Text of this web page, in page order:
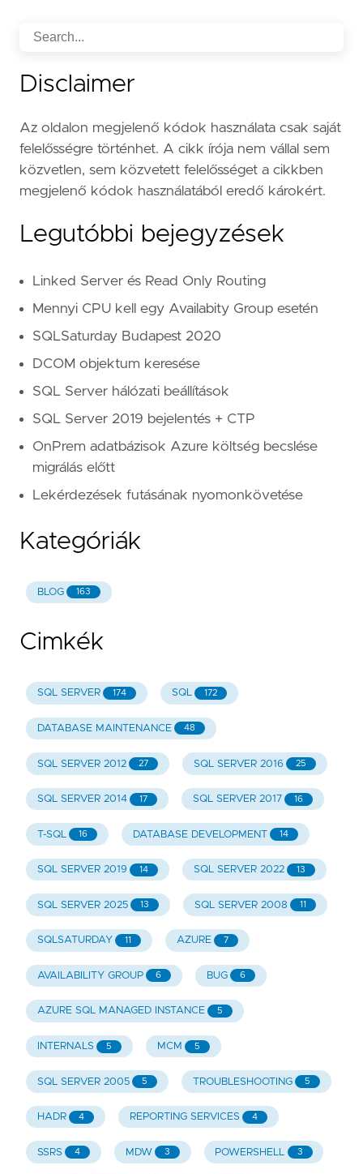
Disclaimer
Az oldalon megjelenő kódok használata csak saját
felelősségre történhet. A cikk írója nem vállal sem
közvetlen, sem közvetett felelősséget a cikkben
megjelenő kódok használatából eredő károkért.
Legutóbbi bejegyzések
Linked Server és Read Only Routing
Mennyi CPU kell egy Availabity Group esetén
SQLSaturday Budapest 2020
DCOM objektum keresése
SQL Server hálózati beállítások
SQL Server 2019 bejelentés + CTP
OnPrem adatbázisok Azure költség becslése
migrálás előtt
Lekérdezések futásának nyomonkövetése
Kategóriák
BLOG 163
Cimkék
SQL SERVER 174 SQL 172
DATABASE MAINTENANCE 48
SQL SERVER 2012 27 SQL SERVER 2016 25
SQL SERVER 2014 17 SQL SERVER 2017 16
T-SQL 16 DATABASE DEVELOPMENT 14
SQL SERVER 2019 14 SQL SERVER 2022 13
SQL SERVER 2025 13 SQL SERVER 2008 11
SQLSATURDAY 11 AZURE 7
AVAILABILITY GROUP 6 BUG 6
AZURE SQL MANAGED INSTANCE 5
INTERNALS 5 MCM 5
SQL SERVER 2005 5 TROUBLESHOOTING 5
HADR 4 REPORTING SERVICES 4
SSRS 4 MDW 3 POWERSHELL 3